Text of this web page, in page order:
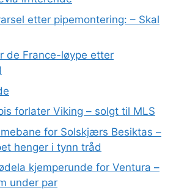
etter pipemontering: – Skal
de France-løype etter
forlater Viking – solgt til MLS
for Solskjærs Besiktas –
henger i tynn tråd
kjemperunde for Ventura –
under par